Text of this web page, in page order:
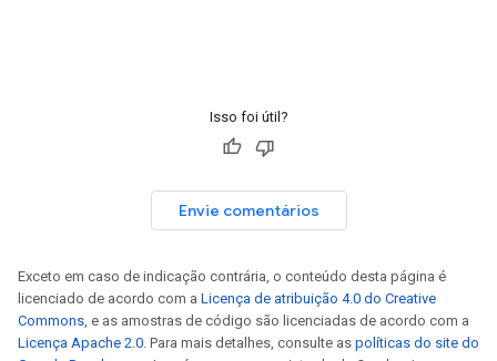
Isso foi útil?
Envie comentários
Exceto em caso de indicação contrária, o conteúdo desta página é
licenciado de acordo com a Licença de atribuição 4.0 do Creative
Commons, e as amostras de código são licenciadas de acordo com a
Licença Apache 2.0. Para mais detalhes, consulte as políticas do site do